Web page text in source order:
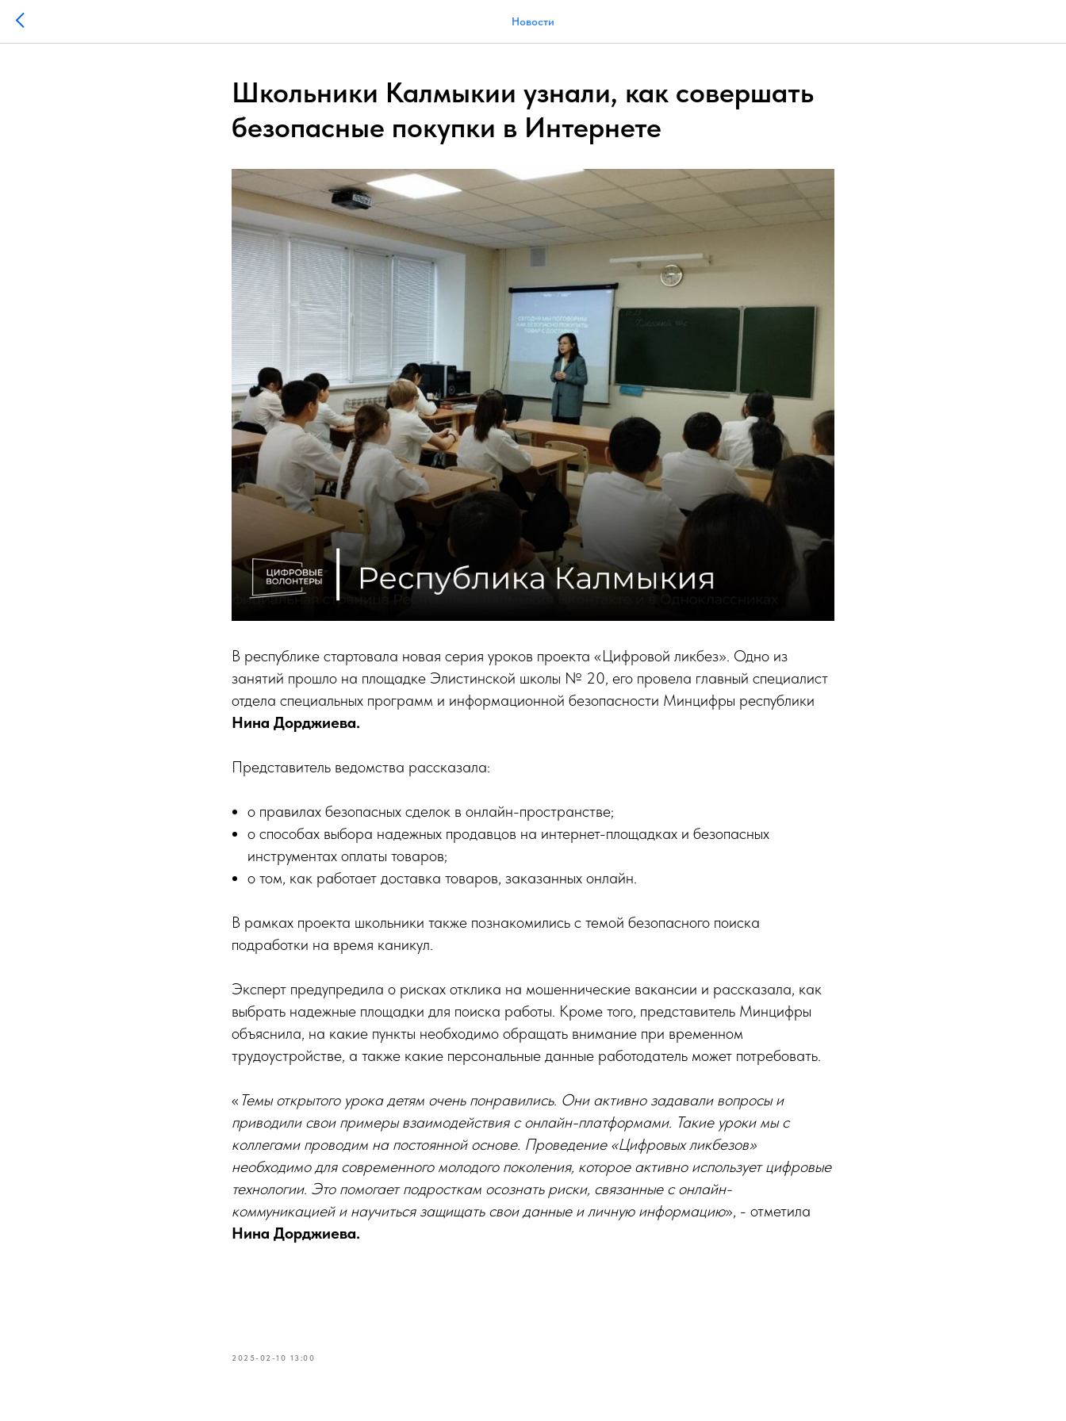
Новости
Школьники Калмыкии узнали, как совершать
безопасные покупки в Интернете
В республике стартовала новая серия уроков проекта «Цифровой ликбез». Одно из
занятий прошло на площадке Элистинской школы № 20, его провела главный специалист
отдела специальных программ и информационной безопасности Минцифры республики
Нина Дорджиева.
Представитель ведомства рассказала:
о правилах безопасных сделок в онлайн-пространстве;
о способах выбора надежных продавцов на интернет-площадках и безопасных
инструментах оплаты товаров;
о том, как работает доставка товаров, заказанных онлайн.
В рамках проекта школьники также познакомились с темой безопасного поиска
подработки на время каникул.
Эксперт предупредила о рисках отклика на мошеннические вакансии и рассказала, как
выбрать надежные площадки для поиска работы. Кроме того, представитель Минцифры
объяснила, на какие пункты необходимо обращать внимание при временном
трудоустройстве, а также какие персональные данные работодатель может потребовать.
« Темы открытого урока детям очень понравились. Они активно задавали вопросы и
приводили свои примеры взаимодействия с онлайн-платформами. Такие уроки мы с
коллегами проводим на постоянной основе. Проведение «Цифровых ликбезов»
необходимо для современного молодого поколения, которое активно использует цифровые
технологии. Это помогает подросткам осознать риски, связанные с онлайн-
коммуникацией и научиться защищать свои данные и личную информацию», - отметила
Нина Дорджиева.
2025-02-10 13:00